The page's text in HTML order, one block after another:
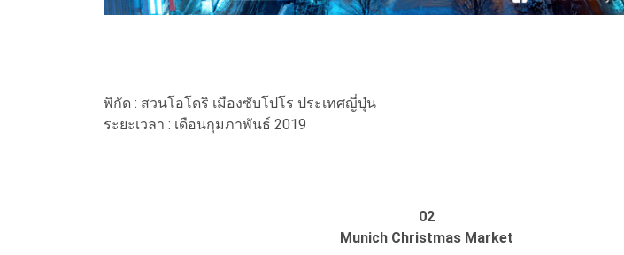
พิกัด : สวนโอโดริ เมืองซับโปโร ประเทศญี่ปุ่น
ระยะเวลา : เดือนกุมภาพันธ์ 2019
02
Munich Christmas Market